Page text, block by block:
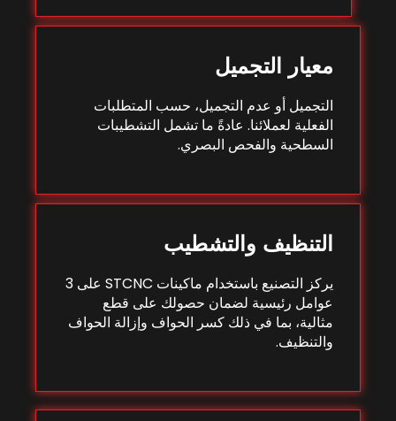
معيار التجميل
التجميل أو عدم التجميل، حسب المتطلبات
الفعلية لعملائنا. عادةً ما تشمل التشطيبات
السطحية والفحص البصري.
التنظيف والتشطيب
يركز التصنيع باستخدام ماكينات STCNC على 3
عوامل رئيسية لضمان حصولك على قطع
مثالية، بما في ذلك كسر الحواف وإزالة الحواف
والتنظيف.